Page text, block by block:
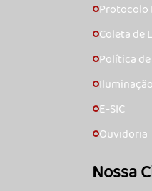
🞇Protocolo
🞇Coleta de
🞇Política
🞇
🞇E-SIC
🞇Ouvidoria
Nossa